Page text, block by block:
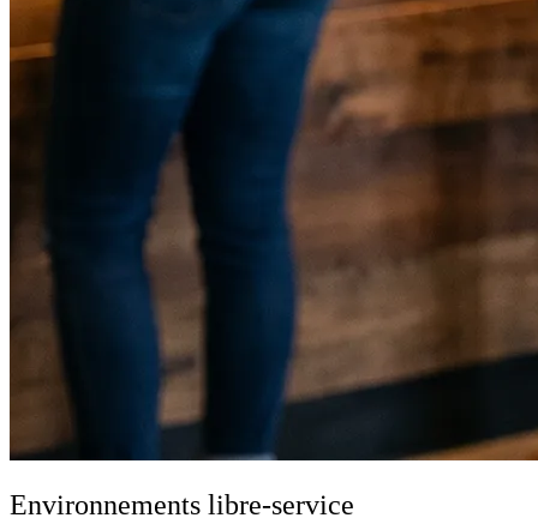
Environnements libre-service